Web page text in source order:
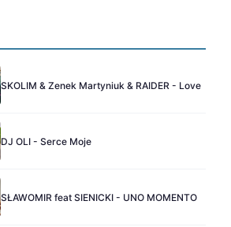
SKOLIM & Zenek Martyniuk & RAIDER - Love
DJ OLI - Serce Moje
SŁAWOMIR feat SIENICKI - UNO MOMENTO